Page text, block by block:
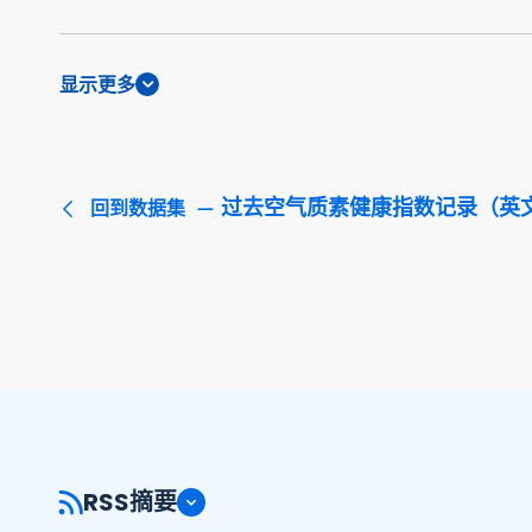
显示更多
回到数据集 过去空气质素健康指数记录（英
RSS摘要